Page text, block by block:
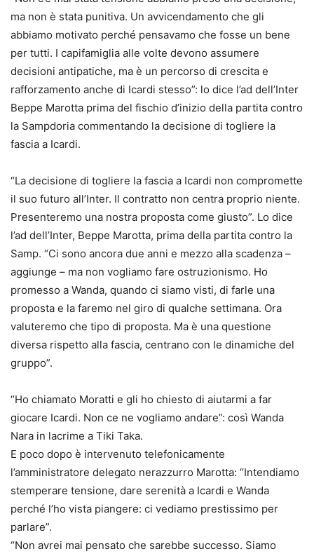
ma non è stata punitiva. Un avvicendamento che gli
abbiamo motivato perché pensavamo che fosse un bene
per tutti. I capifamiglia alle volte devono assumere
decisioni antipatiche, ma è un percorso di crescita e
rafforzamento anche di Icardi stesso”: lo dice l’ad dell’Inter
Beppe Marotta prima del fischio d’inizio della partita contro
la Sampdoria commentando la decisione di togliere la
fascia a Icardi.
“La decisione di togliere la fascia a Icardi non compromette
il suo futuro all’Inter. Il contratto non centra proprio niente.
Presenteremo una nostra proposta come giusto”. Lo dice
l’ad dell’Inter, Beppe Marotta, prima della partita contro la
Samp. “Ci sono ancora due anni e mezzo alla scadenza –
aggiunge – ma non vogliamo fare ostruzionismo. Ho
promesso a Wanda, quando ci siamo visti, di farle una
proposta e la faremo nel giro di qualche settimana. Ora
valuteremo che tipo di proposta. Ma è una questione
diversa rispetto alla fascia, centrano con le dinamiche del
gruppo”.
“Ho chiamato Moratti e gli ho chiesto di aiutarmi a far
giocare Icardi. Non ce ne vogliamo andare”: così Wanda
Nara in lacrime a Tiki Taka.
E poco dopo è intervenuto telefonicamente
l’amministratore delegato nerazzurro Marotta: “Intendiamo
stemperare tensione, dare serenità a Icardi e Wanda
perché l’ho vista piangere: ci vediamo prestissimo per
parlare”.
“Non avrei mai pensato che sarebbe successo. Siamo